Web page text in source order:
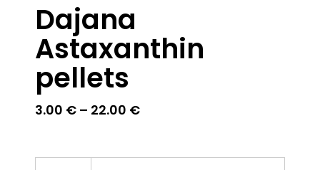
Dajana
Astaxanthin
pellets
3.00 € – 22.00 €Price
22.00 €